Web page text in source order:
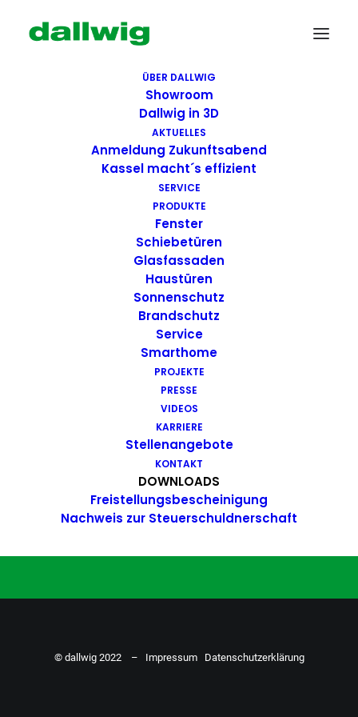
ÜBER DALLWIG
Showroom
Dallwig in 3D
AKTUELLES
Anmeldung Zukunftsabend
Kassel macht´s effizient
SERVICE
PRODUKTE
Fenster
Schiebetüren
Glasfassaden
Haustüren
Sonnenschutz
Brandschutz
Service
Smarthome
PROJEKTE
PRESSE
VIDEOS
KARRIERE
Stellenangebote
KONTAKT
DOWNLOADS
Freistellungsbescheinigung
Nachweis zur Steuerschuldnerschaft
Wir suchen Dich!
Dallwig bietet
Perspektive
Du hast Bock auf einen Job mit
Action. Bewirb dich ganz einfach
ZU DEN STELLENANGEBOTEN
© dallwig 2022 – Impressum Datenschutzerklärung